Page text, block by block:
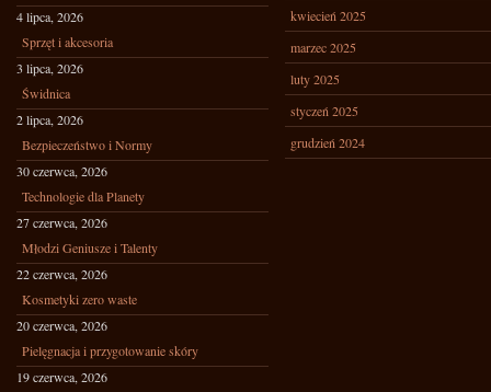
4 lipca, 2026
Sprzęt i akcesoria
3 lipca, 2026
Świdnica
2 lipca, 2026
Bezpieczeństwo i Normy
30 czerwca, 2026
Technologie dla Planety
27 czerwca, 2026
Młodzi Geniusze i Talenty
22 czerwca, 2026
Kosmetyki zero waste
20 czerwca, 2026
Pielęgnacja i przygotowanie skóry
19 czerwca, 2026
kwiecień 2025
marzec 2025
luty 2025
styczeń 2025
grudzień 2024